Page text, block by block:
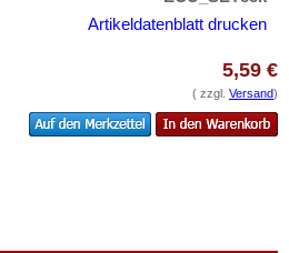
Artikeldatenblatt drucken
5,59 €
( zzgl. Versand)